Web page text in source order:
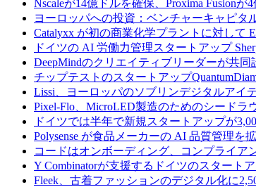
Nscaleが14億ドルを確保、Proxima Fusion
ヨーロッパへの投資：ベンチャーキャピタ
Catalyxx が初の商業化学プラントに対して
ドイツの AI 労働力管理スタートアップ
DeepMindのクリエイティブリーダーが共
チップテストのスタートアップ
Lissi、ヨーロッパのソブリンデジタルアイ
Pixel-Flo、MicroLED製造のためのシードラ
ドイツでは半年で新規スタートアップが
Polysense が食品メーカーの AI 品質管理を
コードはオンボーディング、コンプライア
Y Combinatorが支援するドイツのスタート
Fleek、古着ファッションのデジタル化に